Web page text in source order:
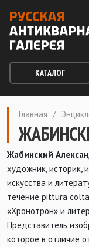
КАТАЛОГ
Главная /
Жабинский
художник, историк,
искусства и
течение pittura
«Хронотрон» и
Представитель
которое в отличие